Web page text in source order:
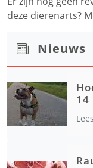
deze dierenarts?
Nieuws